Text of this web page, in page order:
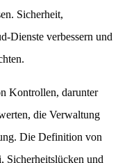
Sicherheit,
Dienste verbessern und
Kontrollen, darunter
die Verwaltung
Die Definition von
Sicherheitslücken und